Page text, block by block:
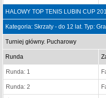
HALOWY TOP TENIS LUBIN CUP
Kategoria: Skrzaty - do 12 lat. Typ:
Turniej główny. Pucharowy
Runda
Runda: 1
Runda: 2